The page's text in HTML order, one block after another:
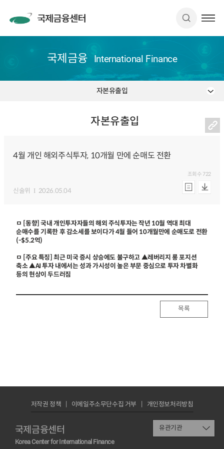
국제금융 International Finance
자본유출입
자본유출입
4월 개인 해외주식투자, 10개월 만에 순매도 전환
신술위 2026.05.04
조회수 722
ㅁ [동향] 국내 개인투자자들의 해외 주식투자는 작년 10월 역대 최대
순매수를 기록한 후 감소세를 보이다가 4월 들어 10개월만에 순매도로 전환
(-$5.2억)
ㅁ [주요 특징] 최근 미국 증시 상승에도 불구하고 ▲레버리지 롱 포지션
축소 ▲AI 투자 내에서는 성과 가시성이 높은 부문 중심으로 투자 차별화
등의 현상이 두드러짐
목록
국제금융센터
Korea Center for International Finance
저작권 정책 이메일주소무단수집 거부 개인정보처리방침
유관기관